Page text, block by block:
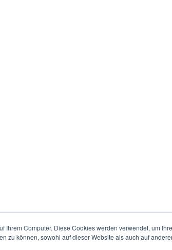
Ihrem Computer. Diese Cookies werden verwendet, um
zu können, sowohl auf dieser Website als auch auf